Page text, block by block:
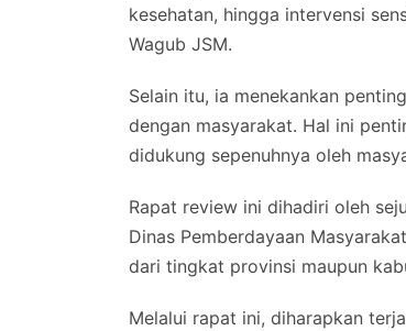
kesehatan, hingga intervensi
Wagub JSM.
Selain itu, ia menekankan
dengan masyarakat. Hal ini
didukung sepenuhnya oleh
Rapat review ini dihadiri oleh
Dinas Pemberdayaan
dari tingkat provinsi maupun
Melalui rapat ini, diharapkan